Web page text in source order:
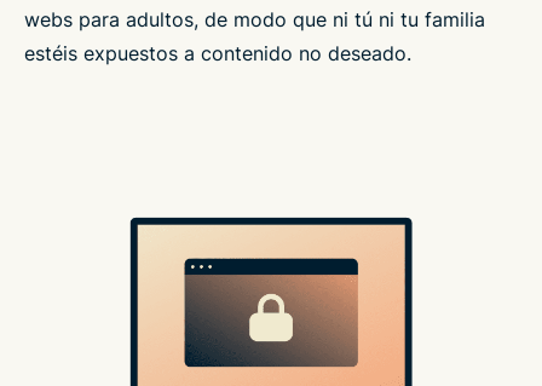
webs para adultos, de modo que ni tú ni tu familia
estéis expuestos a contenido no deseado.